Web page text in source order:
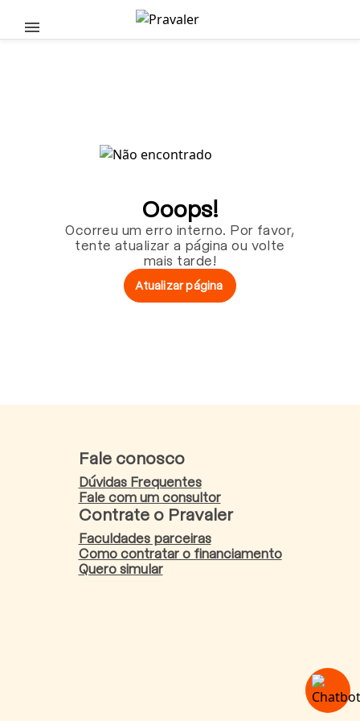
Pular para o conteúdo principal
Ooops!
Ocorreu um erro interno. Por favor,
tente atualizar a página ou volte
mais tarde!
Atualizar página
Fale conosco
Dúvidas Frequentes
Fale com um consultor
Contrate o Pravaler
Faculdades parceiras
Como contratar o financiamento
Quero simular